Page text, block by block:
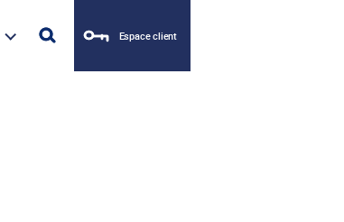
Espace client